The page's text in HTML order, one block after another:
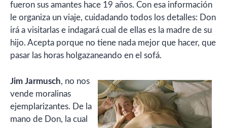
fueron sus amantes hace 19 años. Con esa información
le organiza un viaje, cuidadando todos los detalles: Don
irá a visitarlas e indagará cual de ellas es la madre de su
hijo. Acepta porque no tiene nada mejor que hacer, que
pasar las horas holgazaneando en el sofá.
Jim Jarmusch, no nos
vende moralinas
ejemplarizantes. De la
mano de Don, la cual